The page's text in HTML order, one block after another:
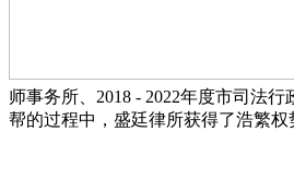
师事务所、2018 - 2022年度市司法
帮的过程中，盛廷律所获得了浩繁